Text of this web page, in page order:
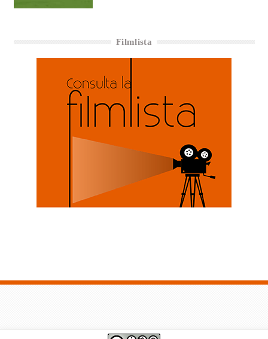
Filmlista